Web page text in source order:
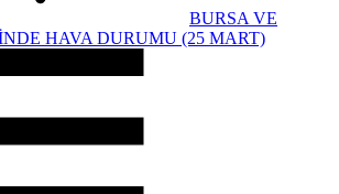
BURSA VE
HAVA DURUMU (25 MART)